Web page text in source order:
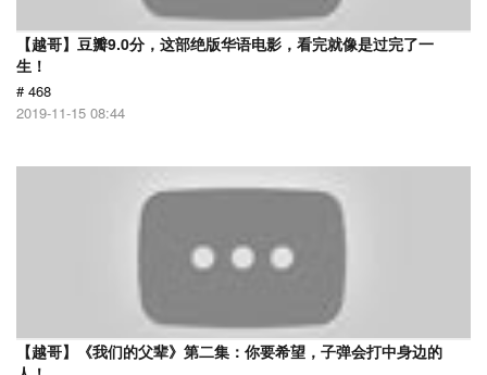
【越哥】豆瓣9.0分，这部绝版华语电影，看完就像是过完了一
生！
# 468
2019-11-15 08:44
【越哥】《我们的父辈》第二集：你要希望，子弹会打中身边的